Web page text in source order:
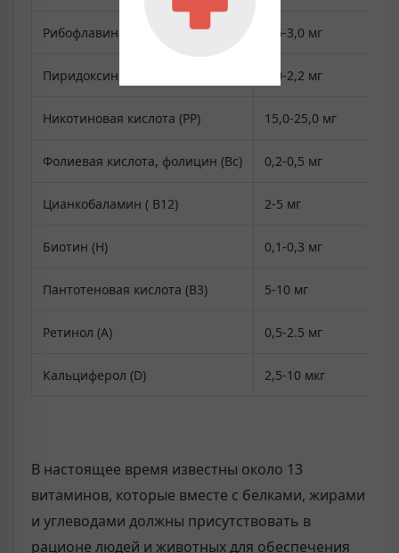
Рибофлавин (В2) 1,5-3,0 мг
Пиридоксин (В6) 2,0-2,2 мг
Никотиновая кислота (РР) 15,0-25,0 мг
Фолиевая кислота, фолицин (Вс) 0,2-0,5 мг
Цианкобаламин ( В12) 2-5 мг
Биотин (Н) 0,1-0,3 мг
Пантотеновая кислота (В3) 5-10 мг
Ретинол (А) 0,5-2.5 мг
Кальциферол (D) 2,5-10 мкг
В настоящее время известны около 13
витаминов, которые вместе с белками, жирами
и углеводами должны присутствовать в
рационе людей и животных для обеспечения